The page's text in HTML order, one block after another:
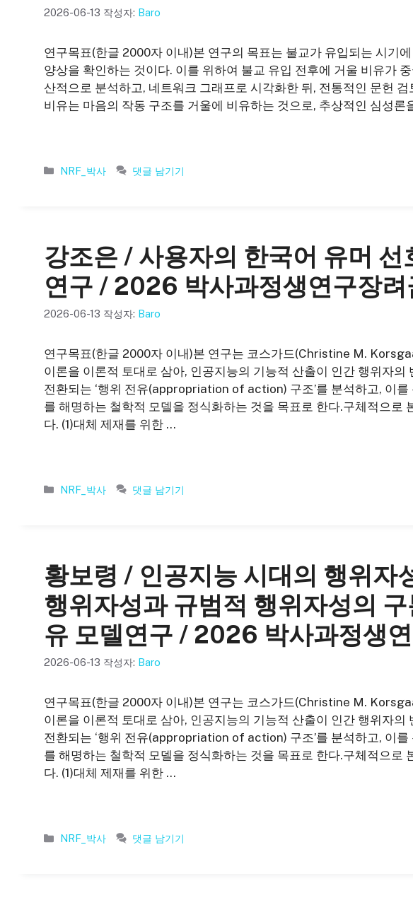
2026-06-13 작성자: Baro
연구목표(한글 2000자 이내)본 연구의 목표는 불교가 유입되는 시기
양상을 확인하는 것이다. 이를 위하여 불교 유입 전후에 거울 비유가
산적으로 분석하고, 네트워크 그래프로 시각화한 뒤, 전통적인 문헌
비유는 마음의 작동 구조를 거울에 비유하는 것으로, 추상적인 심성론
카
NRF_박사 댓글 남기기
강조은 / 사용자의 한국어 유머 선
연구 / 2026 박사과정생연구장려
2026-06-13 작성자: Baro
연구목표(한글 2000자 이내)본 연구는 코스가드(Christine M.
이론을 이론적 토대로 삼아, 인공지능의 기능적 산출이 인간 행위자의
전환되는 ‘행위 전유(appropriation of action) 구조’를 분석하고, 이
를 해명하는 철학적 모델을 정식화하는 것을 목표로 한다.구체적으로
다. (1)대체 제재를 위한 …
카
NRF_박사 댓글 남기기
황보령 / 인공지능 시대의 행위자
행위자성과 규범적 행위자성의
유 모델연구 / 2026 박사과정생
2026-06-13 작성자: Baro
연구목표(한글 2000자 이내)본 연구는 코스가드(Christine M.
이론을 이론적 토대로 삼아, 인공지능의 기능적 산출이 인간 행위자의
전환되는 ‘행위 전유(appropriation of action) 구조’를 분석하고, 이
를 해명하는 철학적 모델을 정식화하는 것을 목표로 한다.구체적으로
다. (1)대체 제재를 위한 …
카
NRF_박사 댓글 남기기